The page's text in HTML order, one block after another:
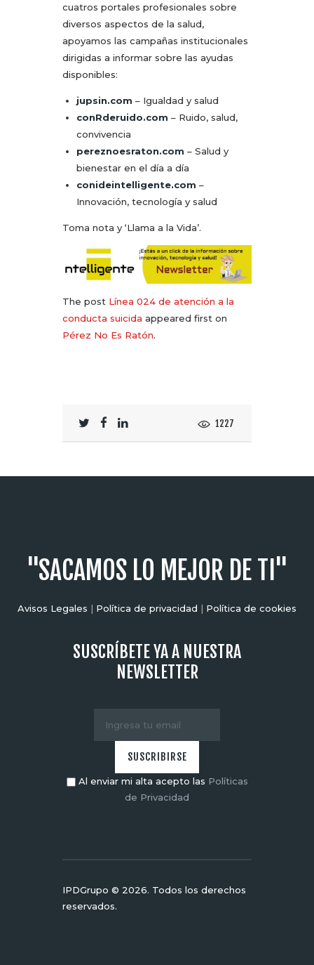
cuatros portales profesionales sobre
diversos aspectos de la salud,
apoyamos las campañas institucionales
dirigidas a informar sobre las ayudas
disponibles:
jupsin.com – Igualdad y salud
conRderuido.com – Ruido, salud,
convivencia
pereznoesraton.com – Salud y
bienestar en el día a día
conideintelligente.com –
Innovación, tecnología y salud
Toma nota y ‘Llama a la Vida’.
The post Línea 024 de atención a la
conducta suicida appeared first on
Pérez No Es Ratón.
1227
"SACAMOS LO MEJOR DE TI"
Avisos Legales | Política de privacidad | Política de cookies
SUSCRÍBETE YA A NUESTRA
NEWSLETTER
Al enviar mi alta acepto las Políticas
de Privacidad
IPDGrupo © 2026. Todos los derechos
reservados.